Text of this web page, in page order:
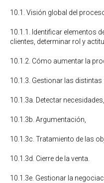
10.1. Visión global del
10.1.1. Identificar elementos
clientes, determinar rol y
10.1.2. Cómo aumentar la
10.1.3. Gestionar las
10.1.3a. Detectar necesidades,
10.1.3b. Argumentación,
10.1.3c. Tratamiento de las
10.1.3d. Cierre de la venta.
10.1.3e. Gestionar la